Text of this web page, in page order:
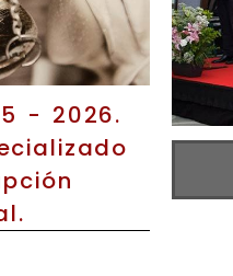
- 2026.